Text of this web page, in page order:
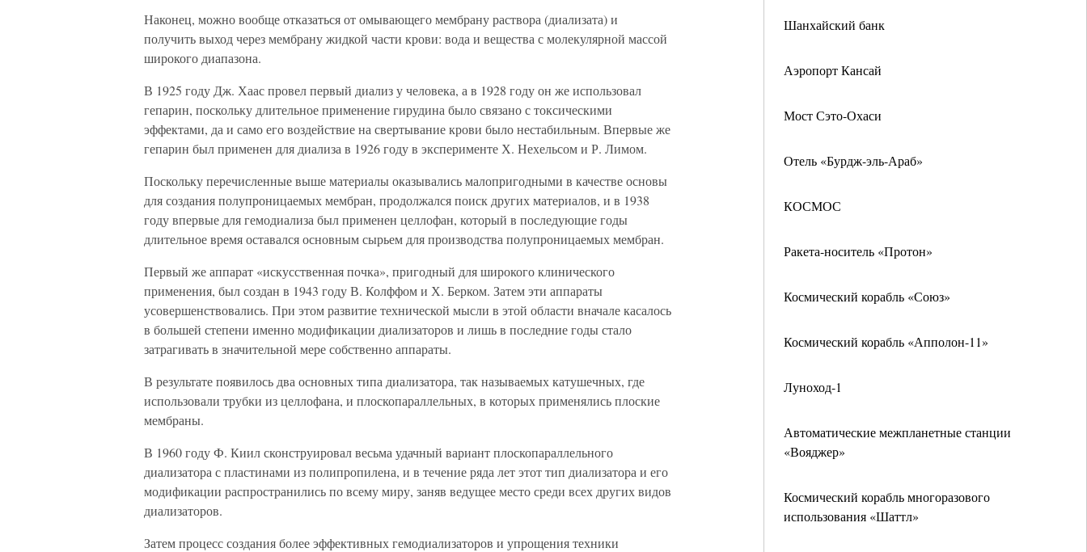
Шанхайский банк
Аэропорт Кансай
Мост Сэто-Охаси
Отель «Бурдж-эль-Араб»
КОСМОС
Ракета-носитель «Протон»
Космический корабль «Союз»
Космический корабль «Апполон-11»
Луноход-1
Автоматические межпланетные станции
«Вояджер»
Космический корабль многоразового
использования «Шаттл»
Наконец, можно вообще отказаться от омывающего мембрану раствора (диализата) и
получить выход через мембрану жидкой части крови: вода и вещества с молекулярной массой
широкого диапазона.
В 1925 году Дж. Хаас провел первый диализ у человека, а в 1928 году он же использовал
гепарин, поскольку длительное применение гирудина было связано с токсическими
эффектами, да и само его воздействие на свертывание крови было нестабильным. Впервые же
гепарин был применен для диализа в 1926 году в эксперименте Х. Нехельсом и Р. Лимом.
Поскольку перечисленные выше материалы оказывались малопригодными в качестве основы
для создания полупроницаемых мембран, продолжался поиск других материалов, и в 1938
году впервые для гемодиализа был применен целлофан, который в последующие годы
длительное время оставался основным сырьем для производства полупроницаемых мембран.
Первый же аппарат «искусственная почка», пригодный для широкого клинического
применения, был создан в 1943 году В. Колффом и Х. Берком. Затем эти аппараты
усовершенствовались. При этом развитие технической мысли в этой области вначале касалось
в большей степени именно модификации диализаторов и лишь в последние годы стало
затрагивать в значительной мере собственно аппараты.
В результате появилось два основных типа диализатора, так называемых катушечных, где
использовали трубки из целлофана, и плоскопараллельных, в которых применялись плоские
мембраны.
В 1960 году Ф. Киил сконструировал весьма удачный вариант плоскопараллельного
диализатора с пластинами из полипропилена, и в течение ряда лет этот тип диализатора и его
модификации распространились по всему миру, заняв ведущее место среди всех других видов
диализаторов.
Затем процесс создания более эффективных гемодиализаторов и упрощения техники